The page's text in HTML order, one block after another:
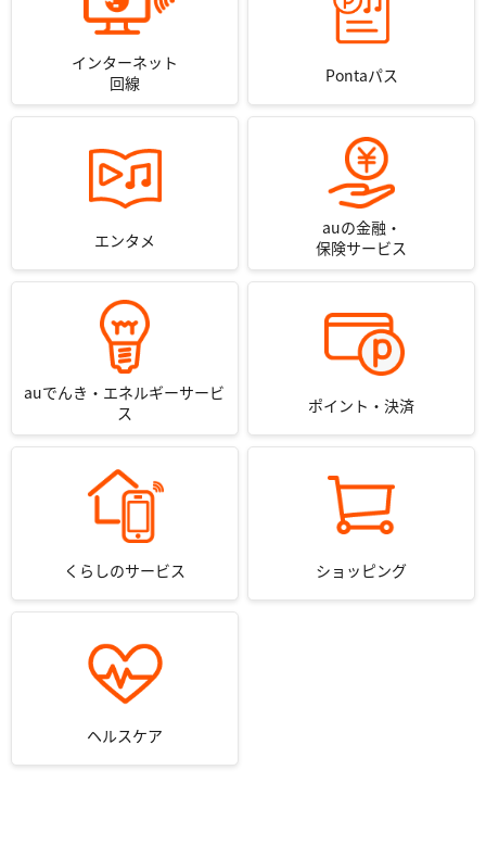
インターネット
回線
Pontaパス
エンタメ
auの金融・
保険サービス
auでんき・エネルギーサービ
ス
ポイント・決済
くらしのサービス ショッピング
ヘルスケア